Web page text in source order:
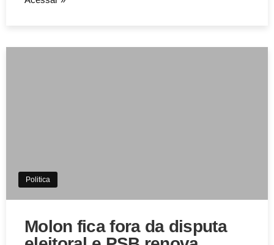
Politica
Molon fica fora da disputa